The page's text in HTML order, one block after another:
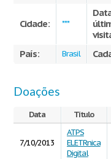
Cidade: ***
País: Brasil
Doações
Data Título
7/10/2013
ATPS
ELETRnica
Digital